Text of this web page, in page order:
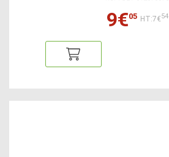
9€05 HT:7€54